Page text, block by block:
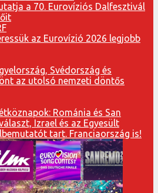
a 70. Eurovíziós Dalfesztivál
az Eurovízió 2026 legjobb
Svédország és
az utolsó nemzeti döntős
Románia és San
Izrael és az Egyesült
tart. Franciaország is!